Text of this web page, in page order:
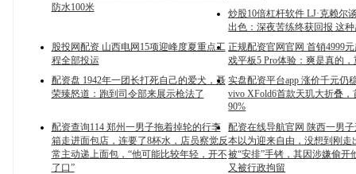
防水100米
炒股10倍杠杆软件 LJ·克赖尔
出色：深夜苦练终获回报 这
股投网配资 山西电网15项迎峰度夏重点工
程全部投运
正规配资官网官网 首销4999
戏平板5 Pro体验：爽是真的
配资盘 1942年一团长打死自己的爱犬，聂
荣臻怒道：跑到司令部来展示枪法了
实盘配资平台app 涨价千元仍
vivo XFold6首款天玑大折叠
90%
配资查询114 郑州一男子拖着掉轮的行李
箱走进面包店，连要了8杯水，店员察觉反
常主动递上面包，“他可能比较年轻，开不
了口”
配资在线导航官网 陕西一男
本以为迎来自由，没想到刚走
被“安排”手铐，其因涉嫌偷开
又被行政拘留